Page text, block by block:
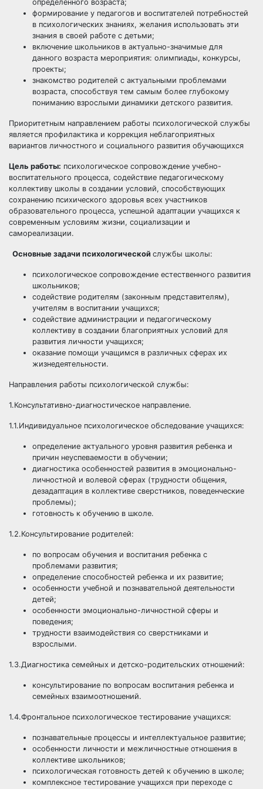
определённого возраста;
формирование у педагогов и воспитателей потребностей
в психологических знаниях, желания использовать эти
знания в своей работе с детьми;
включение школьников в актуально-значимые для
данного возраста мероприятия: олимпиады, конкурсы,
проекты;
знакомство родителей с актуальными проблемами
возраста, способствуя тем самым более глубокому
пониманию взрослыми динамики детского развития.
Приоритетным направлением работы психологической службы
является профилактика и коррекция неблагоприятных
вариантов личностного и социального развития обучающихся
Цель работы: психологическое сопровождение учебно-
воспитательного процесса, содействие педагогическому
коллективу школы в создании условий, способствующих
сохранению психического здоровья всех участников
образовательного процесса, успешной адаптации учащихся к
современным условиям жизни, социализации и
самореализации.
Основные задачи психологической службы школы:
психологическое сопровождение естественного развития
школьников;
содействие родителям (законным представителям),
учителям в воспитании учащихся;
содействие администрации и педагогическому
коллективу в создании благоприятных условий для
развития личности учащихся;
оказание помощи учащимся в различных сферах их
жизнедеятельности.
Направления работы психологической службы:
1.Консультативно-диагностическое направление.
1.1.Индивидуальное психологическое обследование учащихся:
определение актуального уровня развития ребенка и
причин неуспеваемости в обучении;
диагностика особенностей развития в эмоционально-
личностной и волевой сферах (трудности общения,
дезадаптация в коллективе сверстников, поведенческие
проблемы);
готовность к обучению в школе.
1.2.Консультирование родителей:
по вопросам обучения и воспитания ребенка с
проблемами развития;
определение способностей ребенка и их развитие;
особенности учебной и познавательной деятельности
детей;
особенности эмоционально-личностной сферы и
поведения;
трудности взаимодействия со сверстниками и
взрослыми.
1.3.Диагностика семейных и детско-родительских отношений:
консультирование по вопросам воспитания ребенка и
семейных взаимоотношений.
1.4.Фронтальное психологическое тестирование учащихся:
познавательные процессы и интеллектуальное развитие;
особенности личности и межличностные отношения в
коллективе школьников;
психологическая готовность детей к обучению в школе;
комплексное тестирование учащихся при переходе с